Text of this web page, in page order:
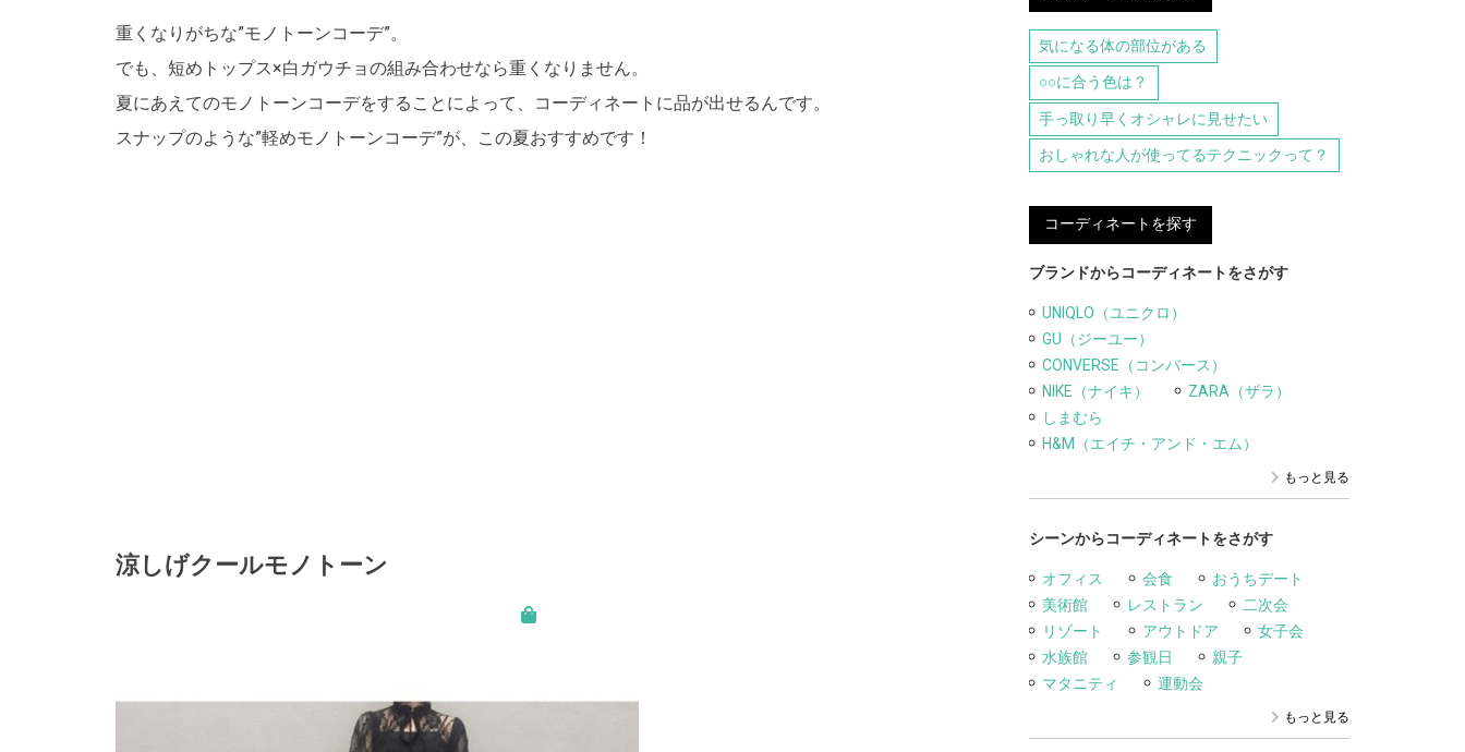
重くなりがちな”モノトーンコーデ”。
でも、短めトップス×白ガウチョの組み合わせなら重くなりません。
夏にあえてのモノトーンコーデをすることによって、コーディネートに品が出せるんです。
スナップのような”軽めモノトーンコーデ”が、この夏おすすめです！
涼しげクールモノトーン
気になる体の部位がある
○○に合う色は？
手っ取り早くオシャレに見せたい
おしゃれな人が使ってるテクニックって？
コーディネートを探す
ブランドからコーディネートをさがす
UNIQLO（ユニクロ）
GU（ジーユー）
CONVERSE（コンバース）
NIKE（ナイキ）
ZARA（ザラ）
しまむら
H&M（エイチ・アンド・エム）
もっと見る
シーンからコーディネートをさがす
オフィス 会食
おうちデート
美術館
レストラン
二次会
リゾート
アウトドア
女子会
水族館
参観日
親子
マタニティ
運動会
もっと見る